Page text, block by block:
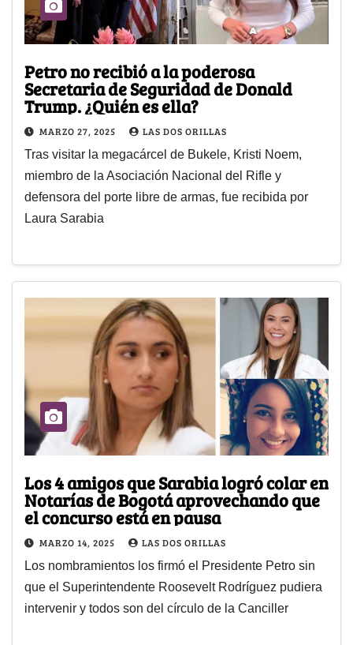
Petro no recibió a la poderosa
Secretaria de Seguridad de Donald
Trump. ¿Quién es ella?
MARZO 27, 2025 LAS DOS ORILLAS
Tras visitar la megacárcel de Bukele, Kristi Noem,
miembro de la Asociación Nacional del Rifle y
defensora del porte libre de armas, fue recibida por
Laura Sarabia
Los 4 amigos que Sarabia logró colar en
Notarías de Bogotá aprovechando que
el concurso está en pausa
MARZO 14, 2025 LAS DOS ORILLAS
Los nombramientos los firmó el Presidente Petro sin
que el Superintendente Roosevelt Rodríguez pudiera
intervenir y todos son del círculo de la Canciller